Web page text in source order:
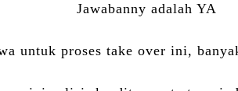
Jawabanny adalah YA
untuk proses take over ini,